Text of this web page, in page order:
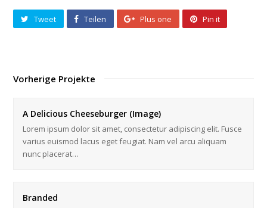
Tweet Teilen Plus one Pin it
Vorherige Projekte
A Delicious Cheeseburger (Image)
Lorem ipsum dolor sit amet, consectetur adipiscing elit. Fusce
varius euismod lacus eget feugiat. Nam vel arcu aliquam
nunc placerat…
Branded